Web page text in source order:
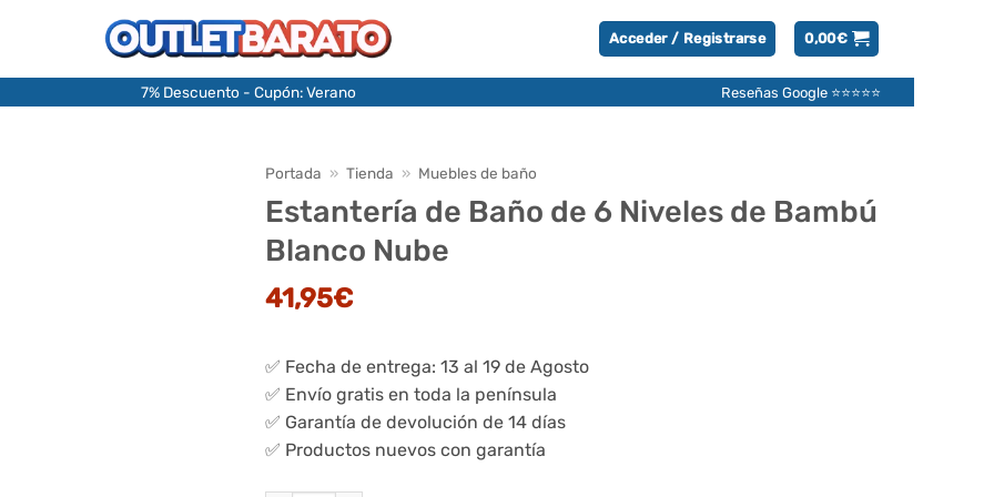
Acceder / Registrarse 0,00€
7% Descuento - Cupón: Verano Reseñas Google ⭐⭐⭐⭐⭐
Portada » Tienda » Muebles de baño
Estantería de Baño de 6 Niveles de Bambú
Blanco Nube
41,95€
✅ Fecha de entrega: 13 al 19 de Agosto
✅ Envío gratis en toda la península
✅ Garantía de devolución de 14 días
✅ Productos nuevos con garantía